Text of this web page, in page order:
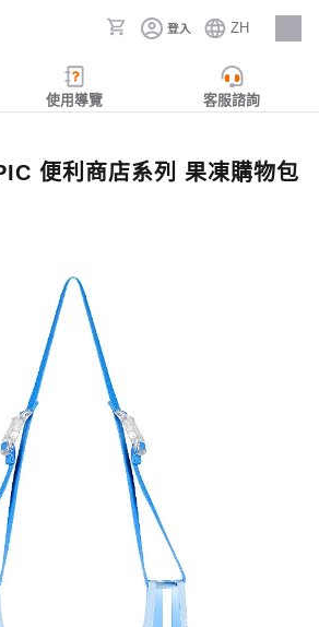
登入 ZH
人才招募
使用導覽 客服諮詢
便利商店系列 果凍購物包